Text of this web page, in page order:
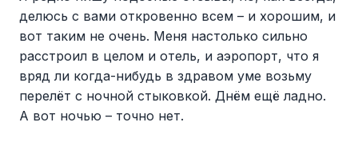
делюсь с вами откровенно всем – и хорошим, и
вот таким не очень. Меня настолько сильно
расстроил в целом и отель, и аэропорт, что я
вряд ли когда-нибудь в здравом уме возьму
перелёт с ночной стыковкой. Днём ещё ладно.
А вот ночью – точно нет.